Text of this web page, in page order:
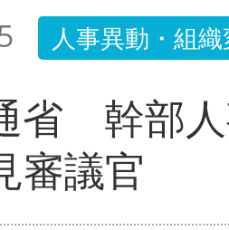
人事異動・組
省 幹部
審議官